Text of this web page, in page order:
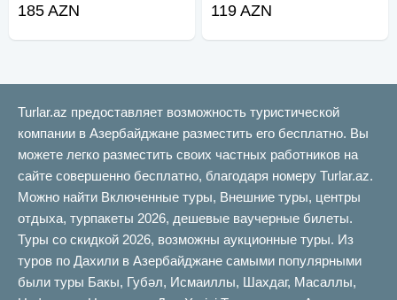
185 AZN 119 AZN
Turlar.az предоставляет возможность туристической
компании в Азербайджане разместить его бесплатно. Вы
можете легко разместить своих частных работников на
сайте совершенно бесплатно, благодаря номеру Turlar.az.
Можно найти Включенные туры, Внешние туры, центры
отдыха, турпакеты 2026, дешевые ваучерные билеты.
Туры со скидкой 2026, возможны аукционные туры. Из
туров по Дахили в Азербайджане самыми популярными
были туры Бакы, Губəл, Исмаиллы, Шахдаг, Масаллы,